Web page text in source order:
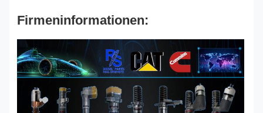
Firmeninformationen: